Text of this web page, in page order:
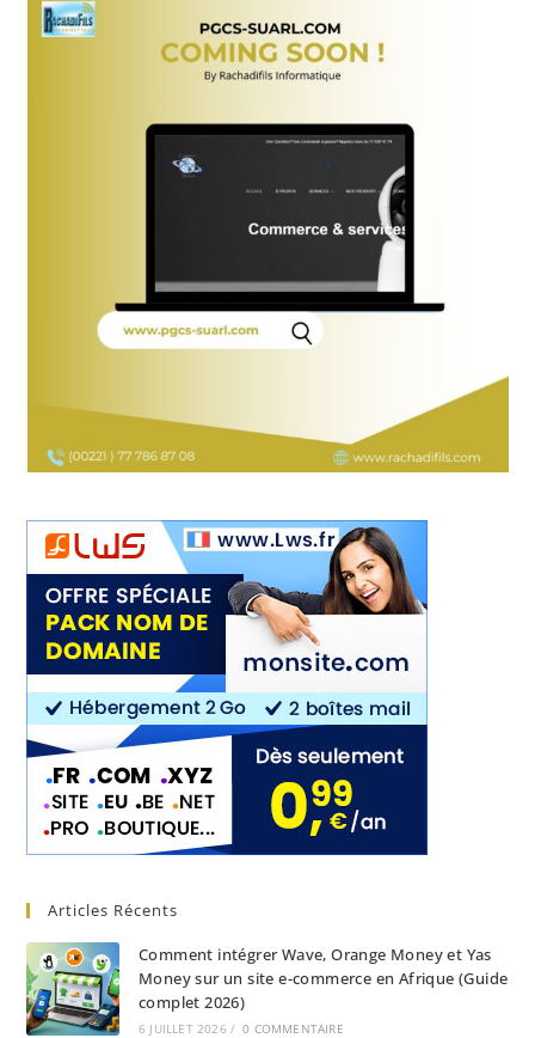
Articles Récents
Comment intégrer Wave, Orange Money et Yas
Money sur un site e-commerce en Afrique (Guide
complet 2026)
6 JUILLET 2026 / 0 COMMENTAIRE